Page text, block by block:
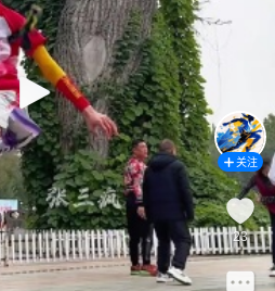
关注
23